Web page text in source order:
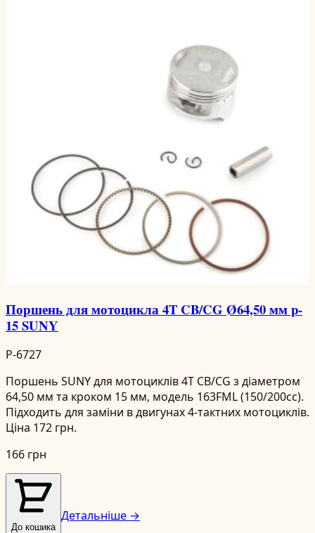
Поршень для мотоцикла 4T CB/CG Ø64,50 мм p-
15 SUNY
P-6727
Поршень SUNY для мотоциклів 4T CB/CG з діаметром
64,50 мм та кроком 15 мм, модель 163FML (150/200cc).
Підходить для заміни в двигунах 4-тактних мотоциклів.
Ціна 172 грн.
166 грн
До кошика
Детальніше →